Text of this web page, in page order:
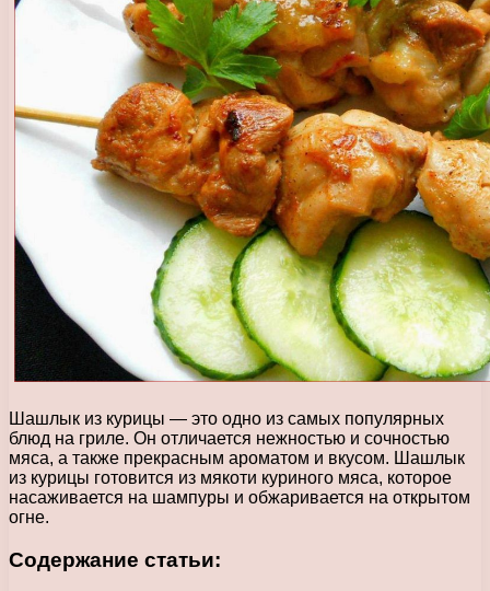
Шашлык из курицы — это одно из самых популярных
блюд на гриле. Он отличается нежностью и сочностью
мяса, а также прекрасным ароматом и вкусом. Шашлык
из курицы готовится из мякоти куриного мяса, которое
насаживается на шампуры и обжаривается на открытом
огне.
Содержание статьи: